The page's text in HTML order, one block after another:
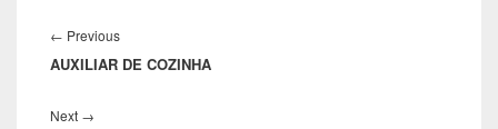
de
Post
← PreviousPrevious
post:
AUXILIAR DE COZINHA
Next →